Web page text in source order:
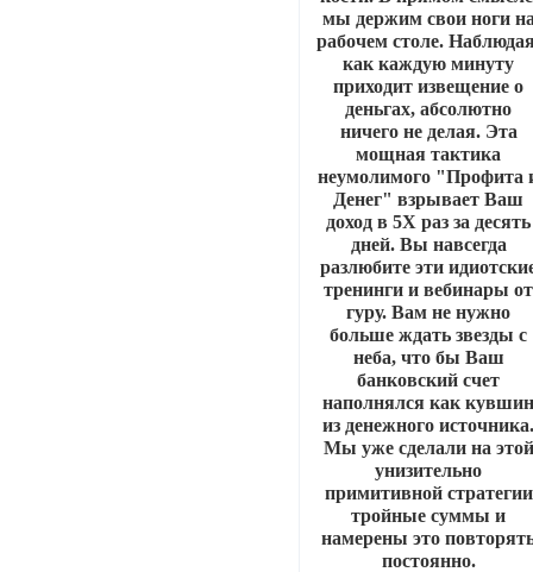
мы держим свои ноги
рабочем столе.
как каждую минуту
приходит извещение о
деньгах, абсолютно
ничего не делая. Эта
мощная тактика
неумолимого "Профита
Денег" взрывает Ваш
доход в 5Х раз за десять
дней. Вы навсегда
разлюбите эти
тренинги и вебинары от
гуру. Вам не нужно
больше ждать звезды с
неба, что бы Ваш
банковский счет
наполнялся как
из денежного
Мы уже сделали на этой
унизительно
примитивной стратегии
тройные суммы и
намерены это
постоянно.